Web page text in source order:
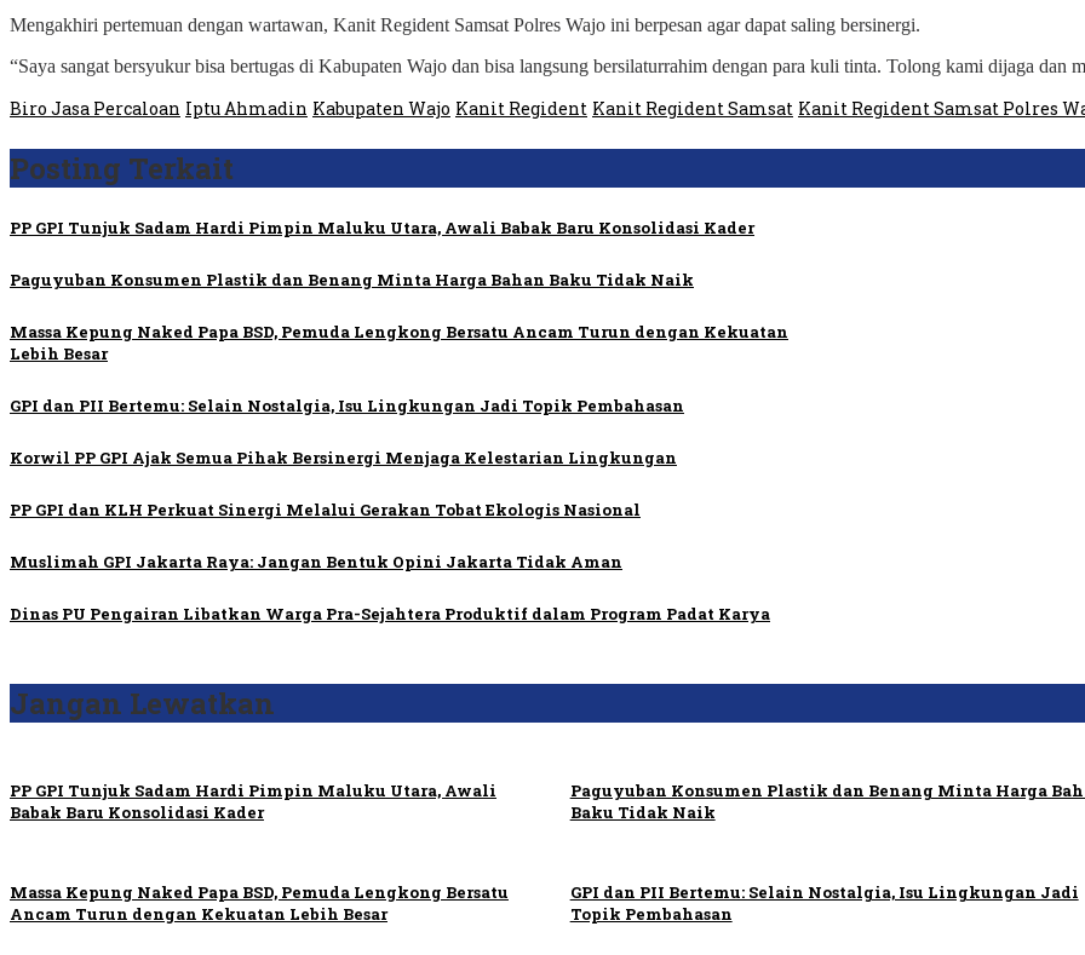
Mengakhiri pertemuan dengan wartawan, Kanit Regident Samsat Polres Wajo ini berpesan agar dapat saling bersinergi.
“Saya sangat bersyukur bisa bertugas di Kabupaten Wajo dan bisa langsung bersilaturrahim dengan para kuli tinta. Tolong kami dijaga dan
Biro Jasa Percaloan Iptu Ahmadin Kabupaten Wajo Kanit Regident Kanit Regident Samsat Kanit Regident Samsat Polres
Posting Terkait
PP GPI Tunjuk Sadam Hardi Pimpin Maluku Utara, Awali Babak Baru Konsolidasi Kader
Paguyuban Konsumen Plastik dan Benang Minta Harga Bahan Baku Tidak Naik
Massa Kepung Naked Papa BSD, Pemuda Lengkong Bersatu Ancam Turun dengan Kekuatan
Lebih Besar
GPI dan PII Bertemu: Selain Nostalgia, Isu Lingkungan Jadi Topik Pembahasan
Korwil PP GPI Ajak Semua Pihak Bersinergi Menjaga Kelestarian Lingkungan
PP GPI dan KLH Perkuat Sinergi Melalui Gerakan Tobat Ekologis Nasional
Muslimah GPI Jakarta Raya: Jangan Bentuk Opini Jakarta Tidak Aman
Dinas PU Pengairan Libatkan Warga Pra-Sejahtera Produktif dalam Program Padat Karya
Jangan Lewatkan
PP GPI Tunjuk Sadam Hardi Pimpin Maluku Utara, Awali
Babak Baru Konsolidasi Kader
Paguyuban Konsumen Plastik dan Benang Minta Harga
Baku Tidak Naik
Massa Kepung Naked Papa BSD, Pemuda Lengkong Bersatu
Ancam Turun dengan Kekuatan Lebih Besar
GPI dan PII Bertemu: Selain Nostalgia, Isu Lingkungan Jadi
Topik Pembahasan